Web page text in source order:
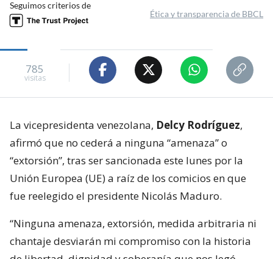
Seguimos criterios de
Ética y transparencia de BBCL
785
visitas
La vicepresidenta venezolana, Delcy Rodríguez,
afirmó que no cederá a ninguna “amenaza” o
“extorsión”, tras ser sancionada este lunes por la
Unión Europea (UE) a raíz de los comicios en que
fue reelegido el presidente Nicolás Maduro.
“Ninguna amenaza, extorsión, medida arbitraria ni
chantaje desviarán mi compromiso con la historia